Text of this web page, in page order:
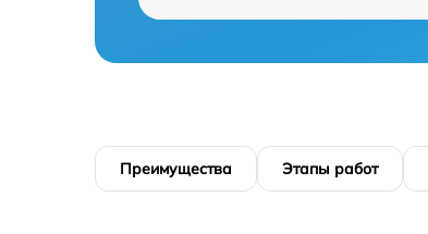
Преимущества Этапы работ